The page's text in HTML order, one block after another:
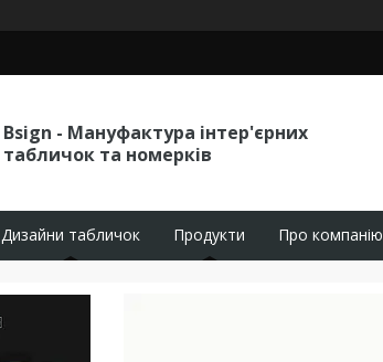
Bsign - Мануфактура інтер'єрних
табличок та номерків
Дизайни табличок Продукти Про компанію